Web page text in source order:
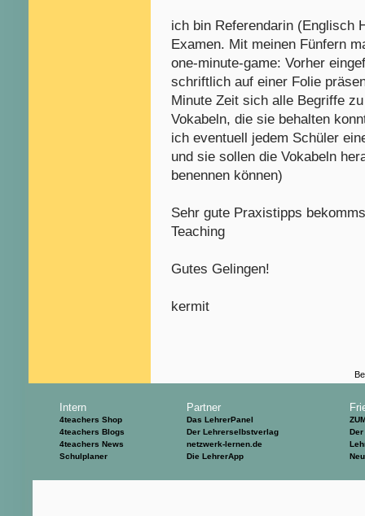
ich bin Referendarin (Englisch
Examen. Mit meinen Fünfern
one-minute-game: Vorher
schriftlich auf einer Folie
Minute Zeit sich alle Begriffe
Vokabeln, die sie behalten
ich eventuell jedem Schüler
und sie sollen die Vokabeln
benennen können)
Sehr gute Praxistipps
Teaching
Gutes Gelingen!
kermit
Intern
4teachers Shop
4teachers Blogs
4teachers News
Schulplaner
Partner
Das LehrerPanel
Der Lehrerselbstverlag
netzwerk-lernen.de
Die LehrerApp